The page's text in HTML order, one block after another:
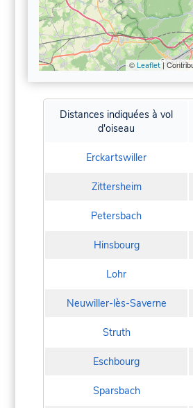
© Leaflet|
Distances indiquées à vol
d'oiseau
Erckartswiller
Zittersheim
Petersbach
Hinsbourg
Lohr
Neuwiller-lès-Saverne
Struth
Eschbourg
Sparsbach